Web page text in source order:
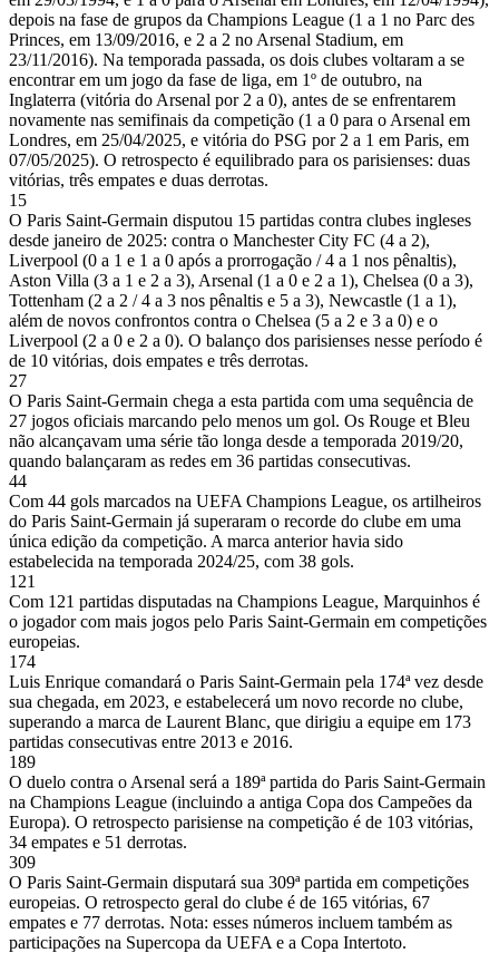
depois na fase de grupos da Champions League (1 a 1 no Parc des
Princes, em 13/09/2016, e 2 a 2 no Arsenal Stadium, em
23/11/2016). Na temporada passada, os dois clubes voltaram a se
encontrar em um jogo da fase de liga, em 1º de outubro, na
Inglaterra (vitória do Arsenal por 2 a 0), antes de se enfrentarem
novamente nas semifinais da competição (1 a 0 para o Arsenal em
Londres, em 25/04/2025, e vitória do PSG por 2 a 1 em Paris, em
07/05/2025). O retrospecto é equilibrado para os parisienses: duas
vitórias, três empates e duas derrotas.
15
O Paris Saint-Germain disputou 15 partidas contra clubes ingleses
desde janeiro de 2025: contra o Manchester City FC (4 a 2),
Liverpool (0 a 1 e 1 a 0 após a prorrogação / 4 a 1 nos pênaltis),
Aston Villa (3 a 1 e 2 a 3), Arsenal (1 a 0 e 2 a 1), Chelsea (0 a 3),
Tottenham (2 a 2 / 4 a 3 nos pênaltis e 5 a 3), Newcastle (1 a 1),
além de novos confrontos contra o Chelsea (5 a 2 e 3 a 0) e o
Liverpool (2 a 0 e 2 a 0). O balanço dos parisienses nesse período é
de 10 vitórias, dois empates e três derrotas.
27
O Paris Saint-Germain chega a esta partida com uma sequência de
27 jogos oficiais marcando pelo menos um gol. Os Rouge et Bleu
não alcançavam uma série tão longa desde a temporada 2019/20,
quando balançaram as redes em 36 partidas consecutivas.
44
Com 44 gols marcados na UEFA Champions League, os artilheiros
do Paris Saint-Germain já superaram o recorde do clube em uma
única edição da competição. A marca anterior havia sido
estabelecida na temporada 2024/25, com 38 gols.
121
Com 121 partidas disputadas na Champions League, Marquinhos é
o jogador com mais jogos pelo Paris Saint-Germain em competições
europeias.
174
Luis Enrique comandará o Paris Saint-Germain pela 174ª vez desde
sua chegada, em 2023, e estabelecerá um novo recorde no clube,
superando a marca de Laurent Blanc, que dirigiu a equipe em 173
partidas consecutivas entre 2013 e 2016.
189
O duelo contra o Arsenal será a 189ª partida do Paris Saint-Germain
na Champions League (incluindo a antiga Copa dos Campeões da
Europa). O retrospecto parisiense na competição é de 103 vitórias,
34 empates e 51 derrotas.
309
O Paris Saint-Germain disputará sua 309ª partida em competições
europeias. O retrospecto geral do clube é de 165 vitórias, 67
empates e 77 derrotas. Nota: esses números incluem também as
participações na Supercopa da UEFA e a Copa Intertoto.